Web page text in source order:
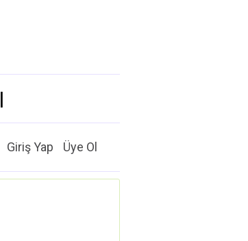
Giriş Yap Üye Ol